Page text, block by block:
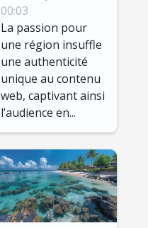
transforme-t-
elle le
contenu web
00:03
La passion pour
une région insuffle
une authenticité
unique au contenu
web, captivant ainsi
l’audience en...